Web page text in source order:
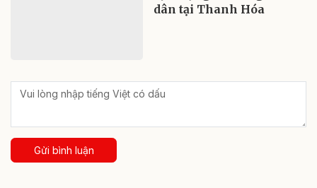
dân tại Thanh Hóa
Gửi bình luận